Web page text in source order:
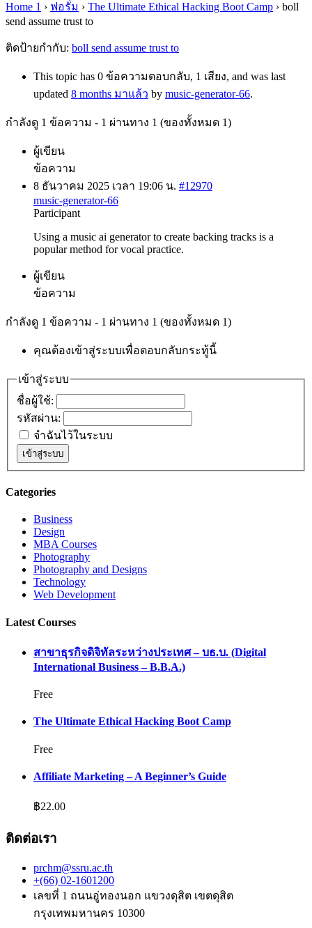
Home 1 › ฟอรั่ม › The Ultimate Ethical Hacking Boot Camp › boll
send assume trust to
ติดป้ายกำกับ: boll send assume trust to
This topic has 0 ข้อความตอบกลับ, 1 เสียง, and was last
updated 8 months มาแล้ว by music-generator-66.
กำลังดู 1 ข้อความ - 1 ผ่านทาง 1 (ของทั้งหมด 1)
ผู้เขียน
ข้อความ
8 ธันวาคม 2025 เวลา 19:06 น. #12970
music-generator-66
Participant
Using a music ai generator to create backing tracks is a
popular method for vocal practice.
ผู้เขียน
ข้อความ
กำลังดู 1 ข้อความ - 1 ผ่านทาง 1 (ของทั้งหมด 1)
คุณต้องเข้าสู่ระบบเพื่อตอบกลับกระทู้นี้
เข้าสู่ระบบ
ชื่อผู้ใช้:
รหัสผ่าน:
จำฉันไว้ในระบบ
เข้าสู่ระบบ
Categories
Business
Design
MBA Courses
Photography
Photography and Designs
Technology
Web Development
Latest Courses
สาขาธุรกิจดิจิทัลระหว่างประเทศ – บธ.บ. (Digital
International Business – B.B.A.)
Free
The Ultimate Ethical Hacking Boot Camp
Free
Affiliate Marketing – A Beginner’s Guide
฿22.00
ติดต่อเรา
prchm@ssru.ac.th
+(66) 02-1601200
เลขที่ 1 ถนนอู่ทองนอก แขวงดุสิต เขตดุสิต
กรุงเทพมหานคร 10300